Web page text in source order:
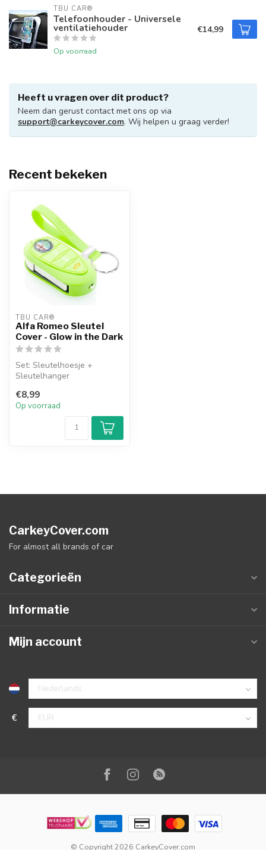
TBU CAR®
Telefoonhouder - Universele
ventilatiehouder
Op voorraad
€14,99
Heeft u vragen over dit product?
Neem dan gerust contact met ons op via
support@carkeycover.com. Wij helpen u graag verder!
Recent bekeken
TBU CAR®
Alfa Romeo Sleutel
Cover - Glow in the Dark
Set: Sleutelhoesje +
Sleutelhanger
€8,99
Op voorraad
CarkeyCover.com
For almost all brands of car
Categorieën
Informatie
Mijn account
€
© Copyright 2026 CarkeyCover.com